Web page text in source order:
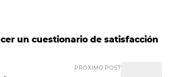
de la hotelería, este tipo de
tener una buena operatividad y
de calidad al cliente. Conocer qué
sus alianzas es una gran ventaja.